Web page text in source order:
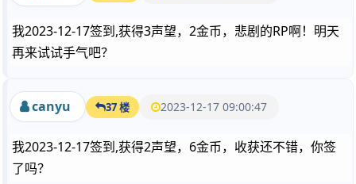
我2023-12-17签到,获得3声望，2金币，悲剧的RP啊！明天
再来试试手气吧？
canyu 37 楼 2023-12-17 09:00:47
我2023-12-17签到,获得2声望，6金币，收获还不错，你签
了吗？